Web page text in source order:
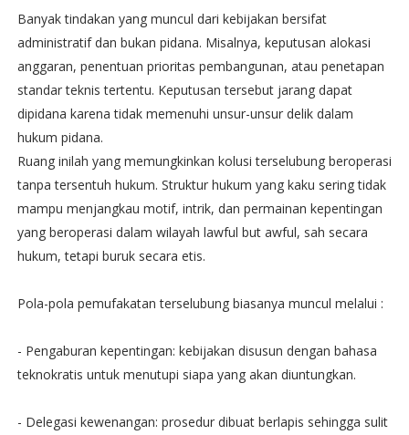
Banyak tindakan yang muncul dari kebijakan bersifat
administratif dan bukan pidana. Misalnya, keputusan alokasi
anggaran, penentuan prioritas pembangunan, atau penetapan
standar teknis tertentu. Keputusan tersebut jarang dapat
dipidana karena tidak memenuhi unsur-unsur delik dalam
hukum pidana.
Ruang inilah yang memungkinkan kolusi terselubung beroperasi
tanpa tersentuh hukum. Struktur hukum yang kaku sering tidak
mampu menjangkau motif, intrik, dan permainan kepentingan
yang beroperasi dalam wilayah lawful but awful, sah secara
hukum, tetapi buruk secara etis.
Pola-pola pemufakatan terselubung biasanya muncul melalui :
- Pengaburan kepentingan: kebijakan disusun dengan bahasa
teknokratis untuk menutupi siapa yang akan diuntungkan.
- Delegasi kewenangan: prosedur dibuat berlapis sehingga sulit